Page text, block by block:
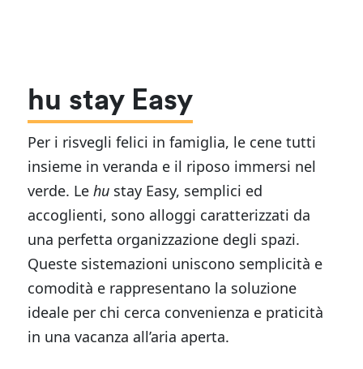
hu stay Easy
Per i risvegli felici in famiglia, le cene tutti
insieme in veranda e il riposo immersi nel
verde. Lehu stay Easy, semplici ed
accoglienti, sono alloggi caratterizzati da
una perfetta organizzazione degli spazi.
Queste sistemazioni uniscono semplicità e
comodità e rappresentano la soluzione
ideale per chi cerca convenienza e praticità
in una vacanza all’aria aperta.